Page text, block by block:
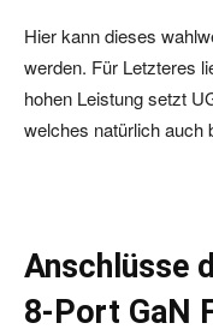
Hier kann dieses
werden. Für Letzteres
hohen Leistung setzt
welches natürlich auch
Anschlüsse
8-Port GaN